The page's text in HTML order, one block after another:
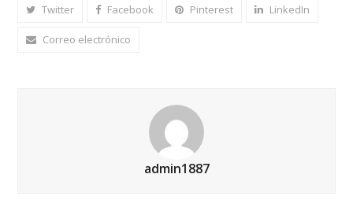
Twitter Facebook Pinterest LinkedIn
Correo electrónico
admin1887